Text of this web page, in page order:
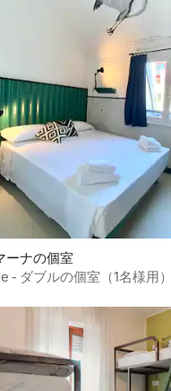
ーナの個室
- ダブルの個室（1名様用）